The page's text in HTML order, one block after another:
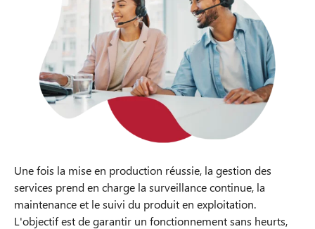
Une fois la mise en production réussie, la gestion des
services prend en charge la surveillance continue, la
maintenance et le suivi du produit en exploitation.
L'objectif est de garantir un fonctionnement sans heurts,